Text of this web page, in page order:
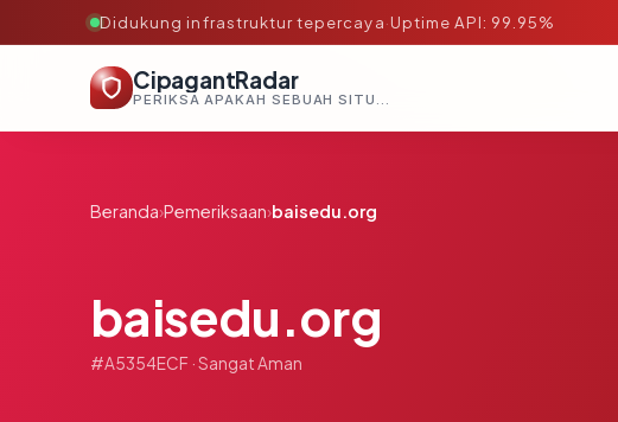
Didukung infrastruktur tepercaya·Uptime API: 99.95%
CipagantRadar
PERIKSA APAKAH SEBUAH SITUS AMAN, TEPERCAYA, DAN TERVERIFIKASI DALAM HITUNGAN DETIK.
Beranda›Pemeriksaan›baisedu.org
baisedu.org
#A5354ECF · Sangat Aman